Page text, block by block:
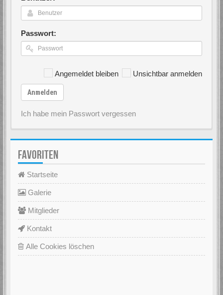
Passwort:
Angemeldet bleiben Unsichtbar anmelden
Anmelden
Ich habe mein Passwort vergessen
FAVORITEN
Startseite
Galerie
Mitglieder
Kontakt
Alle Cookies löschen